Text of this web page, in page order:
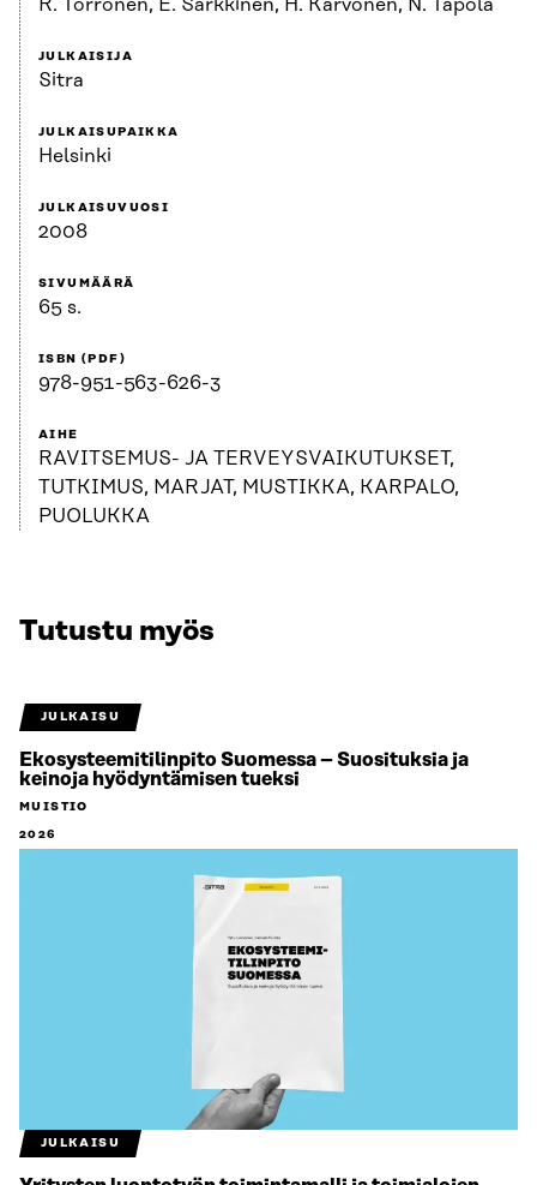
R. Törrönen, E. Sarkkinen, H. Karvonen, N. Tapola
JULKAISIJA
Sitra
JULKAISUPAIKKA
Helsinki
JULKAISUVUOSI
2008
SIVUMÄÄRÄ
65 s.
ISBN (PDF)
978-951-563-626-3
AIHE
RAVITSEMUS- JA TERVEYSVAIKUTUKSET,
TUTKIMUS, MARJAT, MUSTIKKA, KARPALO,
PUOLUKKA
Tutustu myös
JULKAISU
Ekosysteemitilinpito Suomessa – Suosituksia ja
keinoja hyödyntämisen tueksi
MUISTIO
2026
JULKAISU